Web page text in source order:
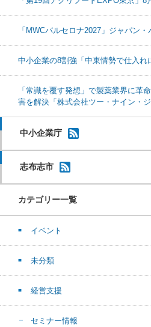
「MWCバルセロナ2027」ジャパン
中小企業の8割強「中東情勢で仕入れ
「常識を覆す発想」で製薬業界に革
害を解決「株式会社ツー・ナイン・ジ
中小企業庁
志布志市
カテゴリー一覧
イベント
未分類
経営支援
セミナー情報